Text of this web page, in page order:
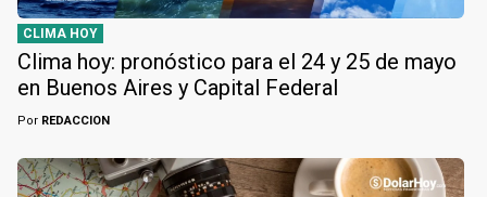
CLIMA HOY
Clima hoy: pronóstico para el 24 y 25 de mayo
en Buenos Aires y Capital Federal
Por REDACCION